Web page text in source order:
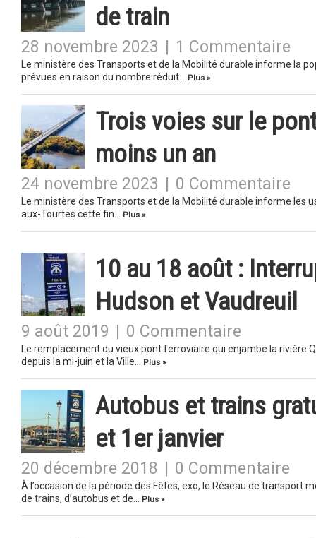
de train
28 novembre 2023 1 Commentaire
Le ministère des Transports et de la Mobilité durable informe la
prévues en raison du nombre réduit…
Plus »
Trois voies sur le
moins un an
24 novembre 2023 0 Commentaire
Le ministère des Transports et de la Mobilité durable informe les
aux-Tourtes cette fin…
Plus »
10 au 18 août :
Hudson et Vaudreuil
9 août 2019 0 Commentaire
Le remplacement du vieux pont ferroviaire qui enjambe la
depuis la mi-juin et la Ville…
Plus »
Autobus et trains
et 1er janvier
20 décembre 2018 0 Commentaire
À l’occasion de la période des Fêtes, exo, le Réseau de transport
de trains, d’autobus et de…
Plus »